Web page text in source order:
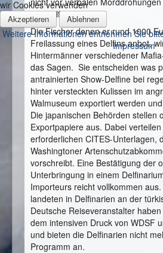
der Delfinschützer.
Die Fischer denen er rund 1000
Freilassung eines Delfins anbot,
Hintermänner verschiedener
das Sagen. Sie entscheiden was
antrainierten Show-Delfine bei
hinter versteckten Kulissen im
Walmuseum exportiert werden
Die japanischen Behörden stellen
Exportpapiere aus. Dabei
erforderlichen CITES-Unterlagen,
Washingtoner
vorschreibt. Eine Bestätigung der
Unterbringung in einem
Importeurs reicht vollkommen
landeten in Delfinarien an der
Deutsche Reiseveranstalter
dem intensiven Druck von WDSF
und bieten die Delfinarien nicht
Programm an.
wir Cookies verwenden
Akzeptieren Ablehnen
Weitere Informationen entnehmen Sie
Impressum